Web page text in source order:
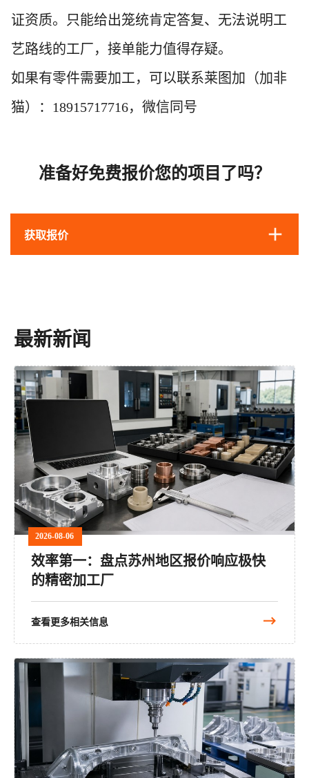
证资质。只能给出笼统肯定答复、无法说明工
艺路线的工厂，接单能力值得存疑。
如果有零件需要加工，可以联系莱图加（加非
猫）：18915717716，微信同号
准备好免费报价您的项目了吗？
获取报价
最新新闻
2026-08-06
效率第一：盘点苏州地区报价响应极快
的精密加工厂
查看更多相关信息